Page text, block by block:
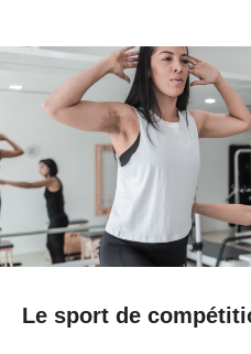
Le sport de